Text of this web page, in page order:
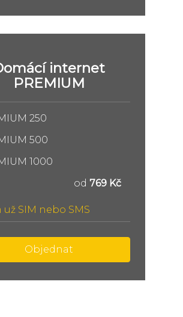
internet
PREMIUM
250
500
1000
od 769 Kč
už SIM nebo SMS
Objednat